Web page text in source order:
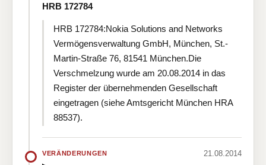
HRB 172784
HRB 172784:Nokia Solutions and Networks
Vermögensverwaltung GmbH, München, St.-
Martin-Straße 76, 81541 München.Die
Verschmelzung wurde am 20.08.2014 in das
Register der übernehmenden Gesellschaft
eingetragen (siehe Amtsgericht München HRA
88537).
VERÄNDERUNGEN 21.08.2014